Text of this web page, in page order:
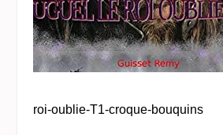
roi-oublie-T1-croque-bouquins